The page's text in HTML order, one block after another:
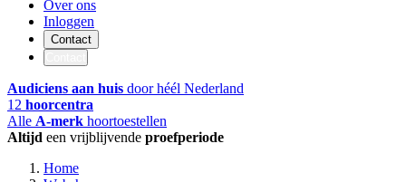
Over ons
Inloggen
Contact
Audiciens aan huis door héél Nederland
12 hoorcentra
Alle A-merk hoortoestellen
Altijd een vrijblijvende proefperiode
Home